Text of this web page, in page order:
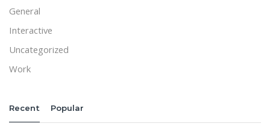
General
Interactive
Uncategorized
Work
Recent Popular